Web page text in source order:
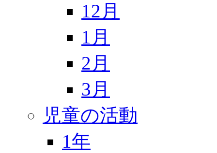
12月
1月
2月
3月
児童の活動
1年